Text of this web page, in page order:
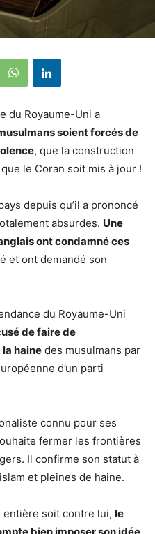
du Royaume-Uni a
soient forcés de
, que la construction
le Coran soit mis à jour !
depuis qu’il a prononcé
absurdes. Une
ont condamné ces
et ont demandé son
du Royaume-Uni
de faire de
la haine des musulmans par
d’un parti
connu pour ses
fermer les frontières
Il confirme son statut à
et pleines de haine.
entière soit contre lui, le